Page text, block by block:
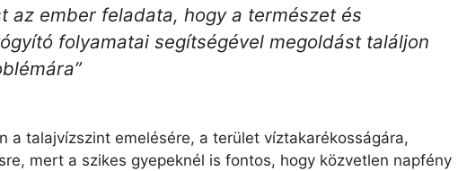
az ember feladata, hogy a természet és
folyamatai segítségével megoldást találjon
a talajvízszint emelésére, a terület víztakarékosságára,
mert a szikes gyepeknél is fontos, hogy közvetlen napfény